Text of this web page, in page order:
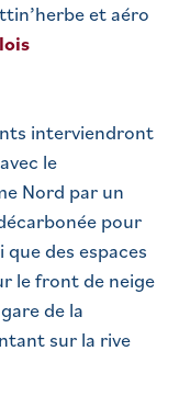
et aéro
interviendront
le
Nord par un
pour
que des espaces
le front de neige
de la
sur la rive